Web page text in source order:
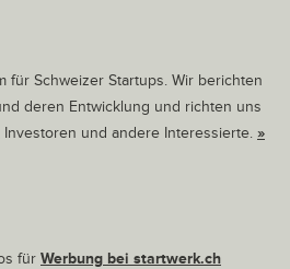
für Schweizer Startups. Wir berichten
deren Entwicklung und richten uns
und andere Interessierte. »
für Werbung bei startwerk.ch